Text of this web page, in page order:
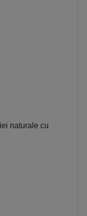
naturale cu